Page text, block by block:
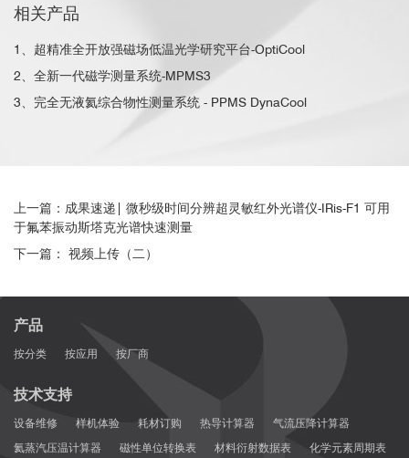
相关产品
1、超精准全开放强磁场低温光学研究平台-OptiCool
2、全新一代磁学测量系统-MPMS3
3、完全无液氦综合物性测量系统 - PPMS DynaCool
上一篇：成果速递| 微秒级时间分辨超灵敏红外光谱仪-IRis-F1 可用
于氟苯振动斯塔克光谱快速测量
下一篇： 视频上传（二）
产品
按分类 按应用 按厂商
技术支持
设备维修 样机体验 耗材订购 热导计算器
气流压降计算器
氦蒸汽压温计算器
磁性单位转换表 材料衍射数据表 化学元素周期表